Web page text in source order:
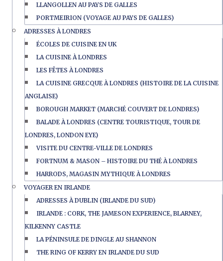
LLANGOLLEN AU PAYS DE GALLES
PORTMEIRION (VOYAGE AU PAYS DE GALLES)
ADRESSES À LONDRES
ÉCOLES DE CUISINE EN UK
LA CUISINE À LONDRES
LES FÊTES À LONDRES
LA CUISINE GRECQUE À LONDRES (HISTOIRE DE LA CUISINE
ANGLAISE)
BOROUGH MARKET (MARCHÉ COUVERT DE LONDRES)
BALADE À LONDRES (CENTRE TOURISTIQUE, TOUR DE
LONDRES, LONDON EYE)
VISITE DU CENTRE-VILLE DE LONDRES
FORTNUM & MASON – HISTOIRE DU THÉ À LONDRES
HARRODS, MAGASIN MYTHIQUE À LONDRES
VOYAGER EN IRLANDE
ADRESSES À DUBLIN (IRLANDE DU SUD)
IRLANDE : CORK, THE JAMESON EXPERIENCE, BLARNEY,
KILKENNY CASTLE
LA PÉNINSULE DE DINGLE AU SHANNON
THE RING OF KERRY EN IRLANDE DU SUD